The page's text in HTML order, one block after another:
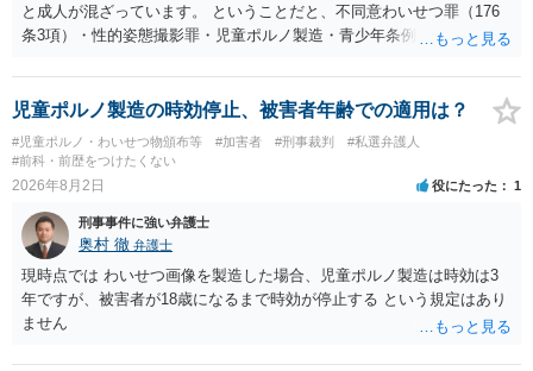
と成人が混ざっています。 ということだと、不同意わいせつ罪（176
条3項）・性的姿態撮影罪・児童ポルノ製造・青少年条例違反（わいせ
で、警察にバレれば、それなりの捜査を受けるでしょう。
児童ポルノ製造の時効停止、被害者年齢での適用は？
#児童ポルノ・わいせつ物頒布等 #加害者 #刑事裁判
#私選弁護人
#前科・前歴をつけたくない
2026年8月2日 役にたった 1
刑事事件に強い弁護士
奥村 徹 弁護士
現時点では わいせつ画像を製造した場合、児童ポルノ製造は時効は3
年ですが、被害者が18歳になるまで時効が停止する という規定はあり
ません